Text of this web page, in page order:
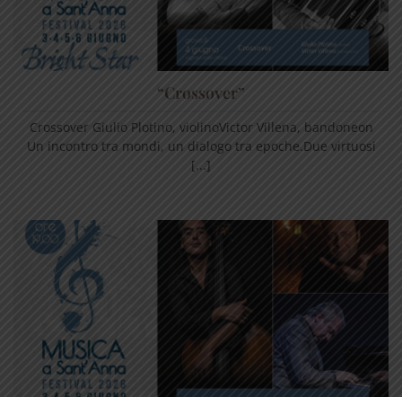
“Crossover”
Crossover Giulio Plotino, violinoVictor Villena, bandoneon
Un incontro tra mondi, un dialogo tra epoche.Due virtuosi
[...]